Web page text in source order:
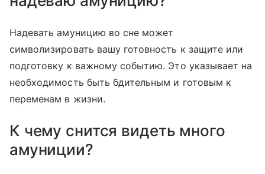
Надевать амуницию во сне может
символизировать вашу готовность к защите или
подготовку к важному событию. Это указывает на
необходимость быть бдительным и готовым к
переменам в жизни.
К чему снится видеть много
амуниции?